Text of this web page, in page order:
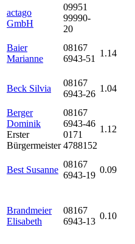
actago
GmbH
09951
99990-
20
Baier
Marianne
08167
6943-51
1.14
Beck Silvia
08167
6943-26
1.04
Berger
Dominik
Erster
Bürgermeister
08167
6943-46
0171
4788152
1.12
Best Susanne
08167
6943-19
0.09
Brandmeier
Elisabeth
08167
6943-13
0.10